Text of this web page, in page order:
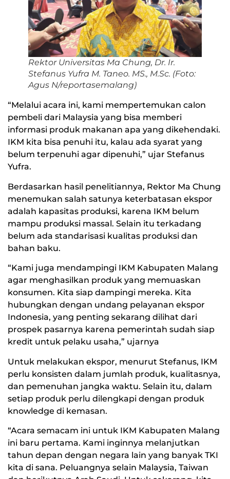
Rektor Universitas Ma Chung, Dr. Ir.
Stefanus Yufra M. Taneo. MS., M.Sc. (Foto:
Agus N/reportasemalang)
“Melalui acara ini, kami mempertemukan calon
pembeli dari Malaysia yang bisa memberi
informasi produk makanan apa yang dikehendaki.
IKM kita bisa penuhi itu, kalau ada syarat yang
belum terpenuhi agar dipenuhi,” ujar Stefanus
Yufra.
Berdasarkan hasil penelitiannya, Rektor Ma Chung
menemukan salah satunya keterbatasan ekspor
adalah kapasitas produksi, karena IKM belum
mampu produksi massal. Selain itu terkadang
belum ada standarisasi kualitas produksi dan
bahan baku.
“Kami juga mendampingi IKM Kabupaten Malang
agar menghasilkan produk yang memuaskan
konsumen. Kita siap dampingi mereka. Kita
hubungkan dengan undang pelayanan ekspor
Indonesia, yang penting sekarang dilihat dari
prospek pasarnya karena pemerintah sudah siap
kredit untuk pelaku usaha,” ujarnya
Untuk melakukan ekspor, menurut Stefanus, IKM
perlu konsisten dalam jumlah produk, kualitasnya,
dan pemenuhan jangka waktu. Selain itu, dalam
setiap produk perlu dilengkapi dengan produk
knowledge di kemasan.
“Acara semacam ini untuk IKM Kabupaten Malang
ini baru pertama. Kami inginnya melanjutkan
tahun depan dengan negara lain yang banyak TKI
kita di sana. Peluangnya selain Malaysia, Taiwan